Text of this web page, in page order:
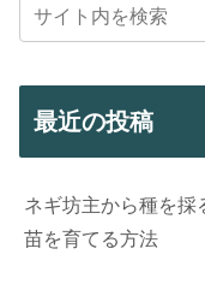
最近の投稿
ネギ坊主から種を採
苗を育てる方法